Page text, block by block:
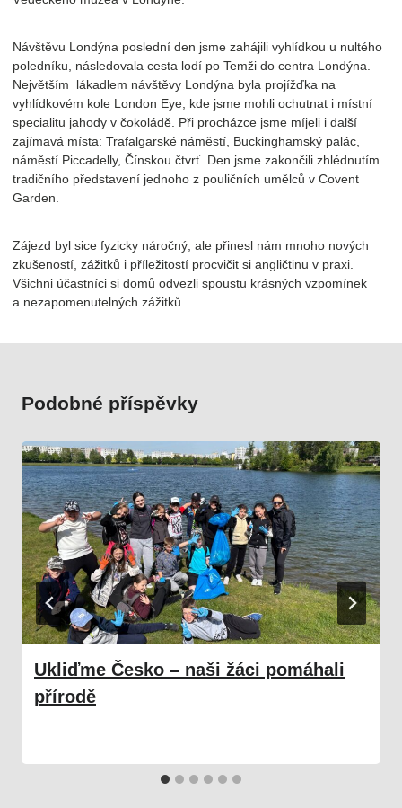
Návštěvu Londýna poslední den jsme zahájili vyhlídkou u nultého
poledníku, následovala cesta lodí po Temži do centra Londýna.
Největším lákadlem návštěvy Londýna byla projížďka na
vyhlídkovém kole London Eye, kde jsme mohli ochutnat i místní
specialitu jahody v čokoládě. Při procházce jsme míjeli i další
zajímavá místa: Trafalgarské náměstí, Buckinghamský palác,
náměstí Piccadelly, Čínskou čtvrť. Den jsme zakončili zhlédnutím
tradičního představení jednoho z pouličních umělců v Covent
Garden.
Zájezd byl sice fyzicky náročný, ale přinesl nám mnoho nových
zkušeností, zážitků i příležitostí procvičit si angličtinu v praxi.
Všichni účastníci si domů odvezli spoustu krásných vzpomínek
a nezapomenutelných zážitků.
Podobné příspěvky
Ukliďme Česko – naši žáci pomáhali
přírodě